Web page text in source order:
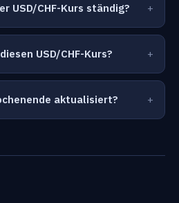
USD/CHF-Kurs ständig?
USD/CHF-Kurs?
aktualisiert?